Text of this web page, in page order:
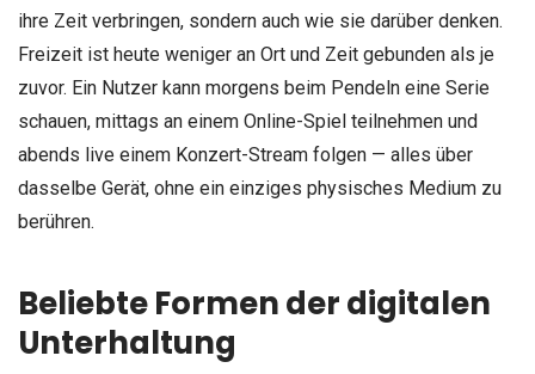
ihre Zeit verbringen, sondern auch wie sie darüber denken.
Freizeit ist heute weniger an Ort und Zeit gebunden als je
zuvor. Ein Nutzer kann morgens beim Pendeln eine Serie
schauen, mittags an einem Online-Spiel teilnehmen und
abends live einem Konzert-Stream folgen — alles über
dasselbe Gerät, ohne ein einziges physisches Medium zu
berühren.
Beliebte Formen der digitalen
Unterhaltung